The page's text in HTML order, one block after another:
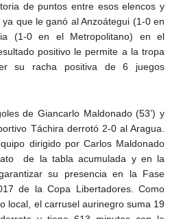
de puntos entre esos elencos y
que le ganó al Anzoátegui (1-0 en
(1-0 en el Metropolitano) en el
positivo le permite a la tropa
su racha positiva de 6 juegos
de Giancarlo Maldonado (53’) y
Táchira derrotó 2-0 al Aragua.
dirigido por Carlos Maldonado
de la tabla acumulada y en la
su presencia en la Fase
de la Copa Libertadores. Como
local, el carrusel aurinegro suma 19